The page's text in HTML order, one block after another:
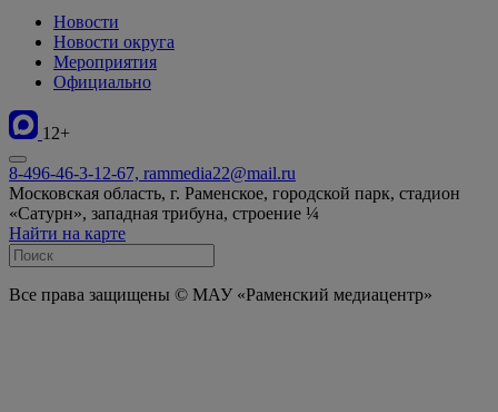
Новости
Новости округа
Мероприятия
Официально
12+
8-496-46-3-12-67, rammedia22@mail.ru
Московская область, г. Раменское, городской парк, стадион
«Сатурн», западная трибуна, строение ¼
Найти на карте
Все права защищены © МАУ «Раменский медиацентр»